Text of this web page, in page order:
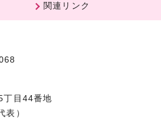
関連リンク
丁目44番地
）